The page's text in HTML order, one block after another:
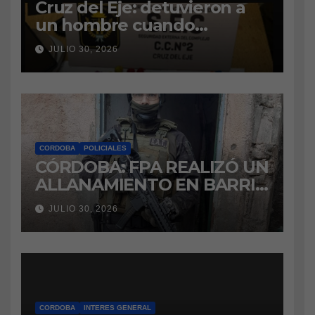
Cruz del Eje: detuvieron a
un hombre cuando
intentaba ingresar
marihuana a la cárcel
JULIO 30, 2026
CORDOBA POLICIALES
CÓRDOBA: FPA REALIZÓ UN
ALLANAMIENTO EN BARRIO
VILLA BOEDO
RELACIONADO CON UNA
CAUSA DE DROGAS EN LA
CÁRCEL DE BOUWER
JULIO 30, 2026
CORDOBA INTERES GENERAL